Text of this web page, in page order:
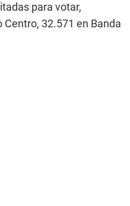
para votar,
32.571 en Banda